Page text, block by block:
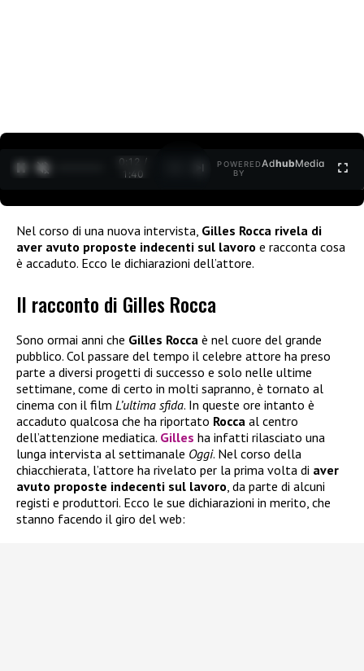
0:12 /
1:40
POWERED
BY
AdhubMedia
Nel corso di una nuova intervista, Gilles Rocca rivela di
aver avuto proposte indecenti sul lavoro e racconta cosa
è accaduto. Ecco le dichiarazioni dell’attore.
Il racconto di Gilles Rocca
Sono ormai anni che Gilles Rocca è nel cuore del grande
pubblico. Col passare del tempo il celebre attore ha preso
parte a diversi progetti di successo e solo nelle ultime
settimane, come di certo in molti sapranno, è tornato al
cinema con il film L’ultima sfida. In queste ore intanto è
accaduto qualcosa che ha riportato Rocca al centro
dell’attenzione mediatica. Gilles ha infatti rilasciato una
lunga intervista al settimanale Oggi. Nel corso della
chiacchierata, l’attore ha rivelato per la prima volta di aver
avuto proposte indecenti sul lavoro, da parte di alcuni
registi e produttori. Ecco le sue dichiarazioni in merito, che
stanno facendo il giro del web: